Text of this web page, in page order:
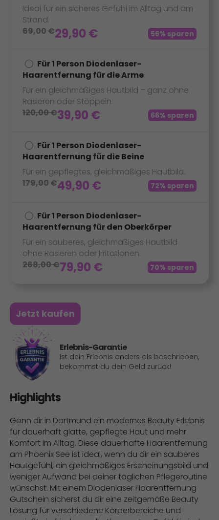
Ideal für ein sicheres Gefühl im Alltag und am
Strand.
69,00€29,90 € 56% sparen
Für 1 Person Diodenlaser-
Haarentfernung für die Arme
Für ein gleichmäßiges Hautbild – ganz ohne
Rasieren oder Stoppeln.
120,00€39,90 € 66% sparen
Für 1 Person Diodenlaser-
Haarentfernung für die Beine
Für ein gepflegtes, gleichmäßiges Hautbild.
179,00€49,90 € 72% sparen
Für 1 Person Diodenlaser-
Haarentfernung für den Oberkörper
Für ein sauberes, gleichmäßiges Hautbild
ohne Rasieren oder Irritationen.
268,00€79,90 € 70% sparen
Jetzt kaufen
Erlebnis-Garantie
Ist dein Erlebnis anders als beschrieben,
bekommst du dein Geld zurück!
Highlights
Gönn dir in Dortmund ein modernes Beauty Erlebnis
für dauerhaft glatte, gepflegte Haut und mehr
Komfort im Alltag. Diese dauerhafte Haarentfernung
am Phoenix See ist ideal, wenn du dir ein sauberes
Hautgefühl, ein gleichmäßiges Erscheinungsbild und
weniger Aufwand bei deiner täglichen Pflegeroutine
wünschst. Mit einem Diodenlaser Haarentfernung
Gutschein sicherst du dir eine zeitgemäße Beauty
Lösung für verschiedene Körperbereiche und